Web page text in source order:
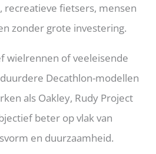
recreatieve fietsers, mensen
zonder grote investering.
wielrennen of veeleisende
Decathlon-modellen
als Oakley, Rudy Project
beter op vlak van
en duurzaamheid.